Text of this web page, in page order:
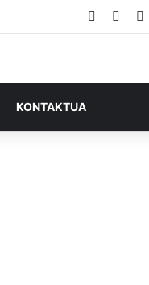
Facebook
KONTAKTUA